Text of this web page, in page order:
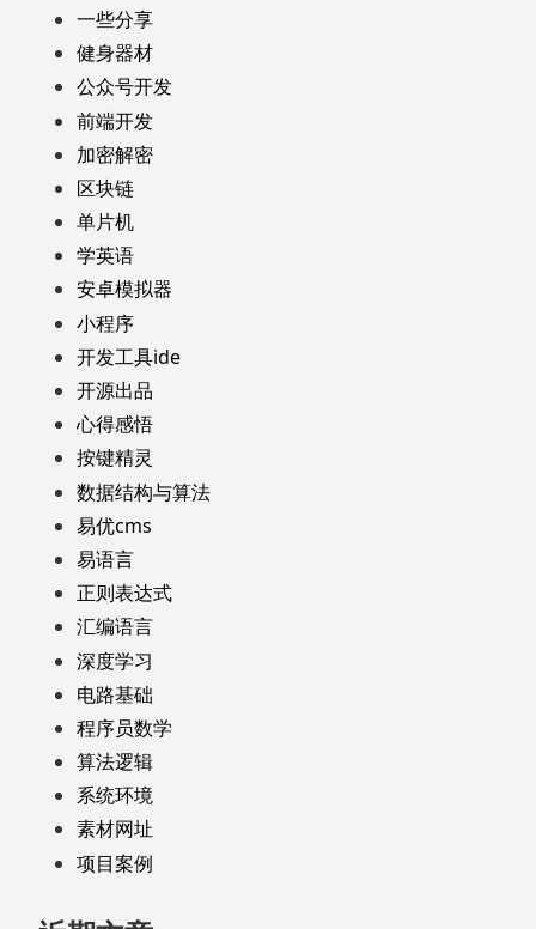
一些分享
健身器材
公众号开发
前端开发
加密解密
区块链
单片机
学英语
安卓模拟器
小程序
开发工具ide
开源出品
心得感悟
按键精灵
数据结构与算法
易优cms
易语言
正则表达式
汇编语言
深度学习
电路基础
程序员数学
算法逻辑
系统环境
素材网址
项目案例